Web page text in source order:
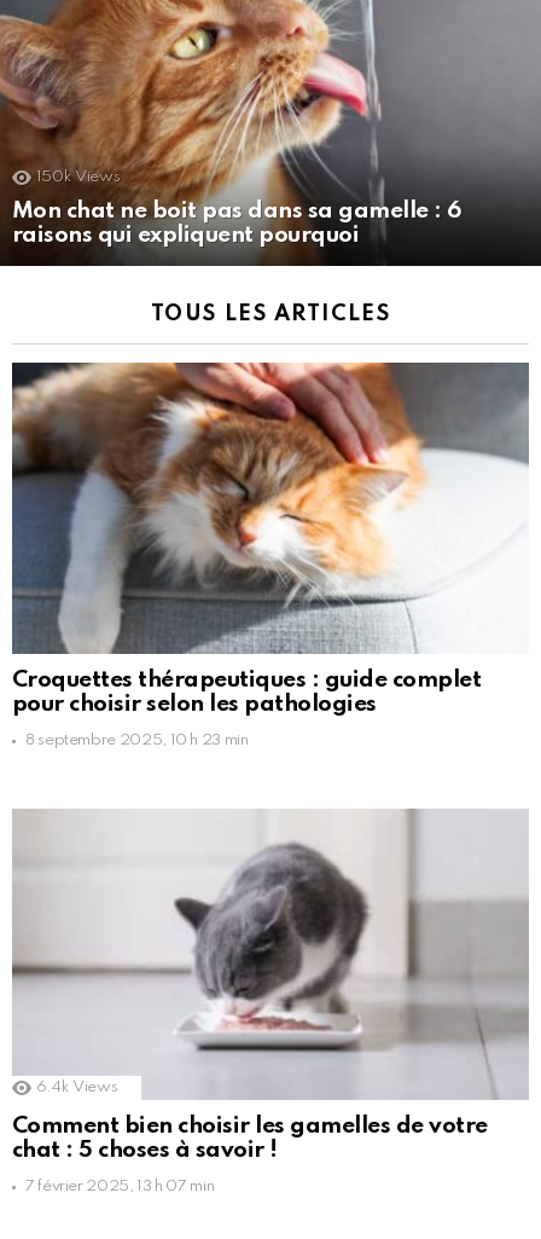
150k Views
Mon chat ne boit pas dans sa gamelle : 6
raisons qui expliquent pourquoi
TOUS LES ARTICLES
Croquettes thérapeutiques : guide complet
pour choisir selon les pathologies
8 septembre 2025, 10 h 23 min
6.4k Views
Comment bien choisir les gamelles de votre
chat : 5 choses à savoir !
7 février 2025, 13 h 07 min